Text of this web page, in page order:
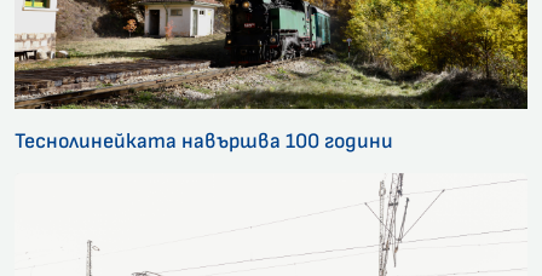
Теснолинейката навършва 100 години